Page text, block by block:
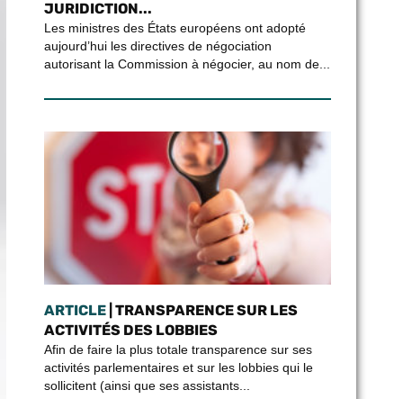
JURIDICTION...
Les ministres des États européens ont adopté
aujourd’hui les directives de négociation
autorisant la Commission à négocier, au nom de...
ARTICLE| TRANSPARENCE SUR LES
ACTIVITÉS DES LOBBIES
Afin de faire la plus totale transparence sur ses
activités parlementaires et sur les lobbies qui le
sollicitent (ainsi que ses assistants...